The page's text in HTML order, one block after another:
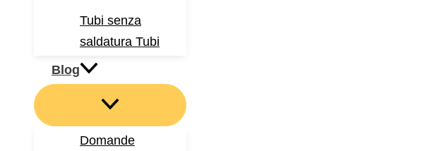
Tubi senza
saldatura Tubi
Blog
Domande